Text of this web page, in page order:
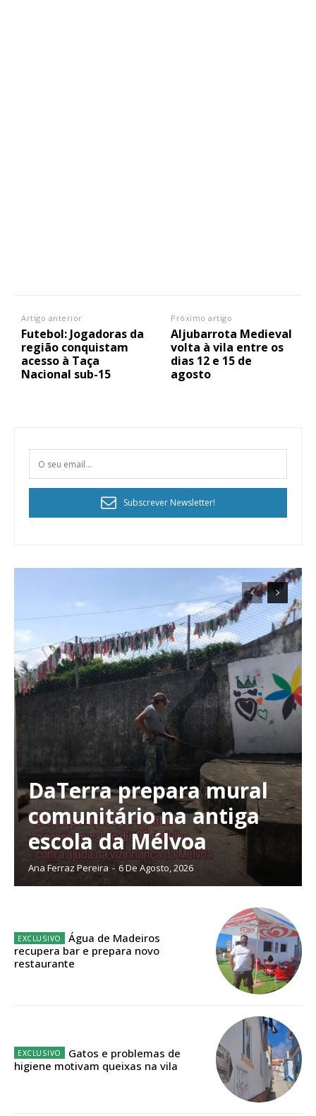
Planos de Assinatura
Sendo assinante terá acesso a todos os conteúdos exclusivos e versões
digitais.
Escolha o plano de assinatura desejado:
IMPRESSA
Artigo anterior
Futebol: Jogadoras da
região conquistam
acesso à Taça
Nacional sub-15
Próximo artigo
Aljubarrota Medieval
volta à vila entre os
dias 12 e 15 de
agosto
Subscrever Newsletter!
DaTerra prepara mural
comunitário na antiga
escola da Mélvoa
Ana Ferraz Pereira - 6 De Agosto, 2026
Água de Madeiros
recupera bar e prepara novo
restaurante
Gatos e problemas de
higiene motivam queixas na vila